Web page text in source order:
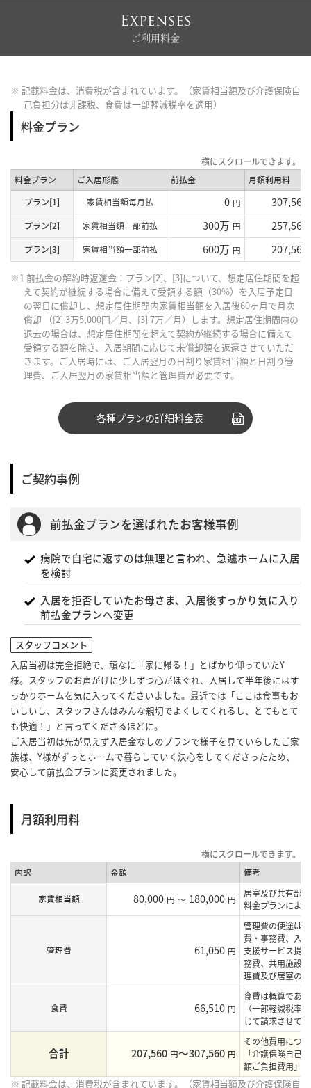
Expenses
ご利用料金
※ 記載料金は、消費税が含まれています。（家賃相当額及び介護保険自
己負担分は非課税、食費は一部軽減税率を適用）
料金プラン
料金プラン ご入居形態 前払金
月額利用料
プラン[1]
家賃相当額毎月払 0 円 307,560
プラン[2]
家賃相当額一部前払 300万 円 257,560
プラン[3]
家賃相当額一部前払 600万 円 207,560
※1 前払金の解約時返還金：プラン[2]、[3]について、想定居住期間を超
えて契約が継続する場合に備えて受領する額（30%）を入居予定日
の翌日に償却し、想定居住期間内家賃相当額を入居後60ヶ月で月次
償却 （[2] 3万5,000円／月、[3] 7万／月）します。想定居住期間内の
退去の場合は、想定居住期間を超えて契約が継続する場合に備えて
受領する額を除き、入居期間に応じて未償却額を返還させていただ
きます。ご入居時には、ご入居翌月の日割り家賃相当額と日割り管
理費、ご入居翌月の家賃相当額と管理費が必要です。
各種プランの詳細料金表
ご契約事例
前払金プランを選ばれたお客様事例
病院で自宅に返すのは無理と言われ、急遽ホームに入居
を検討
入居を拒否していたお母さま、入居後すっかり気に入り
前払金プランへ変更
スタッフコメント
入居当初は完全拒絶で、頑なに「家に帰る！」とばかり仰っていたY
様。スタッフのお声がけに少しずつ心がほぐれ、入居して半年後にはす
っかりホームを気に入ってくださいました。最近では「ここは食事もお
いしいし、スタッフさんはみんな親切でよくしてくれるし、とてもとて
も快適！」と言ってくださるほどに。
ご入居当初は先が見えず入居金なしのプランで様子を見ていらしたご家
族様、Y様がずっとホームで暮らしていく決心をしてくださったため、
安心して前払金プランに変更されました。
月額利用料
内訳 金額 備考
家賃相当額 80,000 円 ～ 180,000 円
居室及び共有部
料金プランによ
管理費 61,050 円
管理費の使途は
費・事務費、入
支援サービス提
務費、共用施設
理費及び居室の
食費 66,510 円
食費は概算であ
（一部軽減税率
じて請求させて
合計 207,560 円〜307,560 円
その他費用につ
「介護保険自己
額ご負担費用」
※ 記載料金は、消費税が含まれています。（家賃相当額及び介護保険自